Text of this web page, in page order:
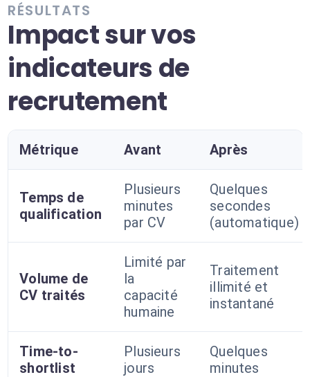
RÉSULTATS
Impact sur vos
indicateurs de
recrutement
Métrique Avant Après
Temps de
qualification
Plusieurs
minutes
par CV
Quelques
secondes
(automatique)
Volume de
CV traités
Limité par
la
capacité
humaine
Traitement
illimité et
instantané
Time-to-
shortlist
Plusieurs
jours
Quelques
minutes